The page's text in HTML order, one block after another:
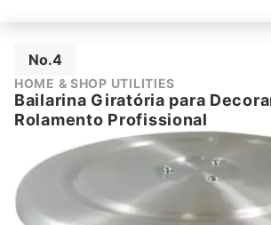
No.4
HOME & SHOP UTILITIES
Bailarina Giratória para
Rolamento Profissional